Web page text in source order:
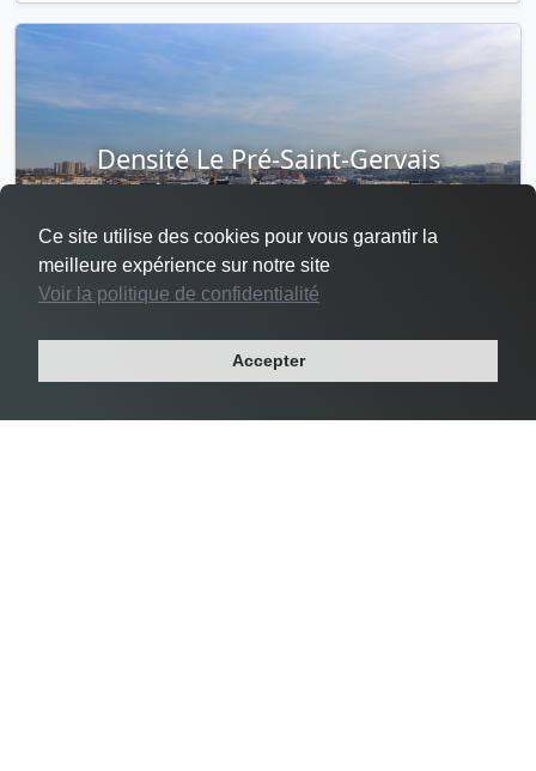
Densité Le Pré-Saint-Gervais
Département : SEINE-SAINT-DENIS
Ce site utilise des cookies pour vous garantir la
meilleure expérience sur notre site
Voir la politique de confidentialité
Accepter